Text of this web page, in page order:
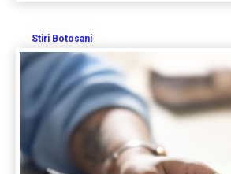
Stiri Botosani